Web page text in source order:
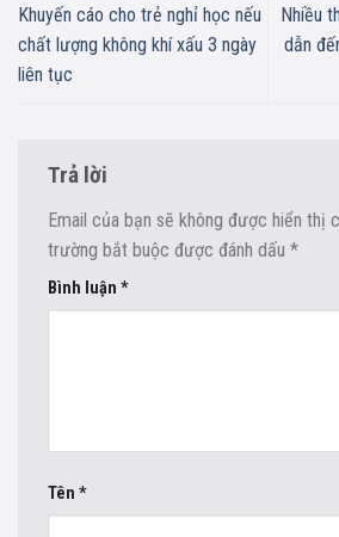
Khuyến cáo cho trẻ nghỉ học nếu
chất lượng không khí xấu 3 ngày
liên tục
Nhiều
dẫn
Trả lời
Email của bạn sẽ không được hiển thị
trường bắt buộc được đánh dấu *
Bình luận *
Tên *